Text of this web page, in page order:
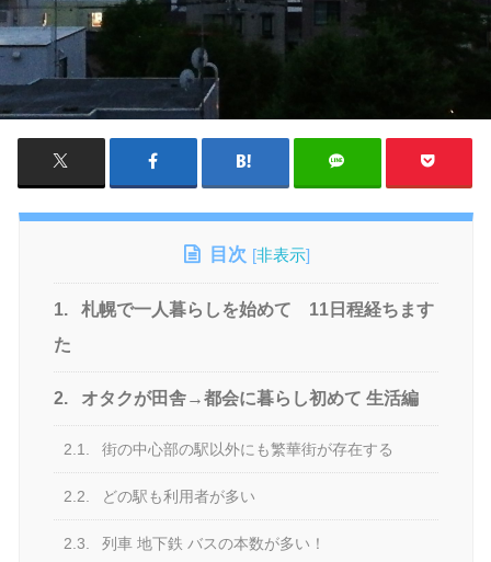
目次 [非表示]
1.
札幌で一人暮らしを始めて 11日程経ちます
た
2. オタクが田舎→都会に暮らし初めて 生活編
2.1. 街の中心部の駅以外にも繁華街が存在する
2.2. どの駅も利用者が多い
2.3. 列車 地下鉄 バスの本数が多い！